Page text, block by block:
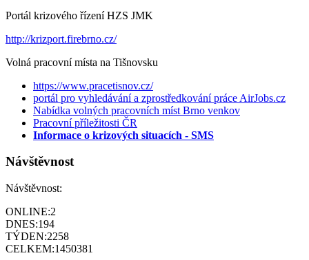
Portál krizového řízení HZS JMK
http://krizport.firebrno.cz/
Volná pracovní místa na Tišnovsku
https://www.pracetisnov.cz/
portál pro vyhledávání a zprostředkování práce AirJobs.cz
Nabídka volných pracovních míst Brno venkov
Pracovní příležitosti ČR
Informace o krizových situacích - SMS
Návštěvnost
Návštěvnost:
ONLINE:2
DNES:194
TÝDEN:2258
CELKEM:1450381